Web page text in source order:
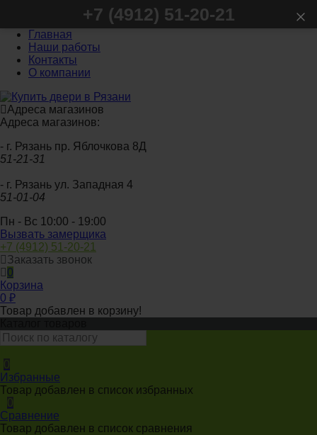
Главная
Наши работы
Контакты
О компании
Адреса магазинов
Адреса магазинов:
- г. Рязань пр. Яблочкова 8Д
51-21-31
- г. Рязань ул. Западная 4
51-01-04
Пн - Вс 10:00 - 19:00
Вызвать замерщика
+7 (4912) 51-20-21
Заказать звонок
0
Корзина
0 ₽
Товар добавлен в корзину!
0
Избранные
Товар добавлен в список избранных
0
Сравнение
Товар добавлен в список сравнения
+7 (4912) 51-20-21